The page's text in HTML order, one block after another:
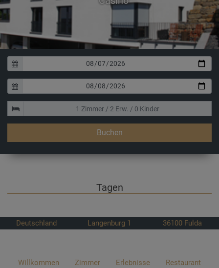
Buchen
Tagen
Deutschland Langenburg 1 36100 Fulda
Willkommen Zimmer Erlebnisse Restaurant